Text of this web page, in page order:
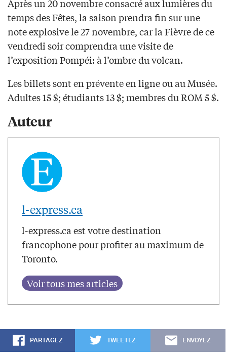
Après un 20 novembre consacré aux lumières du
temps des Fêtes, la saison prendra fin sur une
note explosive le 27 novembre, car la Fièvre de ce
vendredi soir comprendra une visite de
l’exposition Pompéi: à l’ombre du volcan.
Les billets sont en prévente en ligne ou au Musée.
Adultes 15 $; étudiants 13 $; membres du ROM 5 $.
Auteur
l-express.ca
l-express.ca est votre destination
francophone pour profiter au maximum de
Toronto.
PARTAGEZ TWEETEZ ENVOYEZ